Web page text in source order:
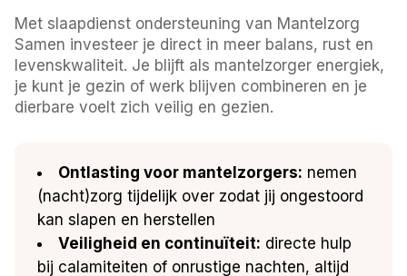
Met slaapdienst ondersteuning van Mantelzorg
Samen investeer je direct in meer balans, rust en
levenskwaliteit. Je blijft als mantelzorger energiek,
je kunt je gezin of werk blijven combineren en je
dierbare voelt zich veilig en gezien.
Ontlasting voor mantelzorgers: nemen
(nacht)zorg tijdelijk over zodat jij ongestoord
kan slapen en herstellen
Veiligheid en continuïteit: directe hulp
bij calamiteiten of onrustige nachten, altijd